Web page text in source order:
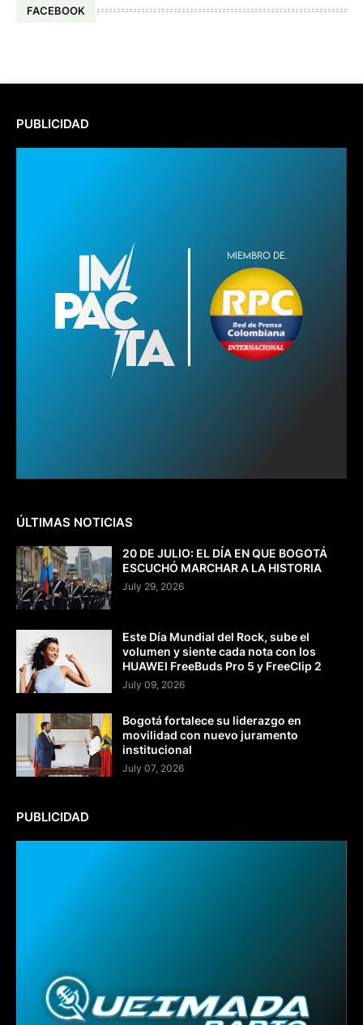
FACEBOOK
PUBLICIDAD
ÚLTIMAS NOTICIAS
20 DE JULIO: EL DÍA EN QUE BOGOTÁ
ESCUCHÓ MARCHAR A LA HISTORIA
July 29, 2026
Este Día Mundial del Rock, sube el
volumen y siente cada nota con los
HUAWEI FreeBuds Pro 5 y FreeClip 2
July 09, 2026
Bogotá fortalece su liderazgo en
movilidad con nuevo juramento
institucional
July 07, 2026
PUBLICIDAD